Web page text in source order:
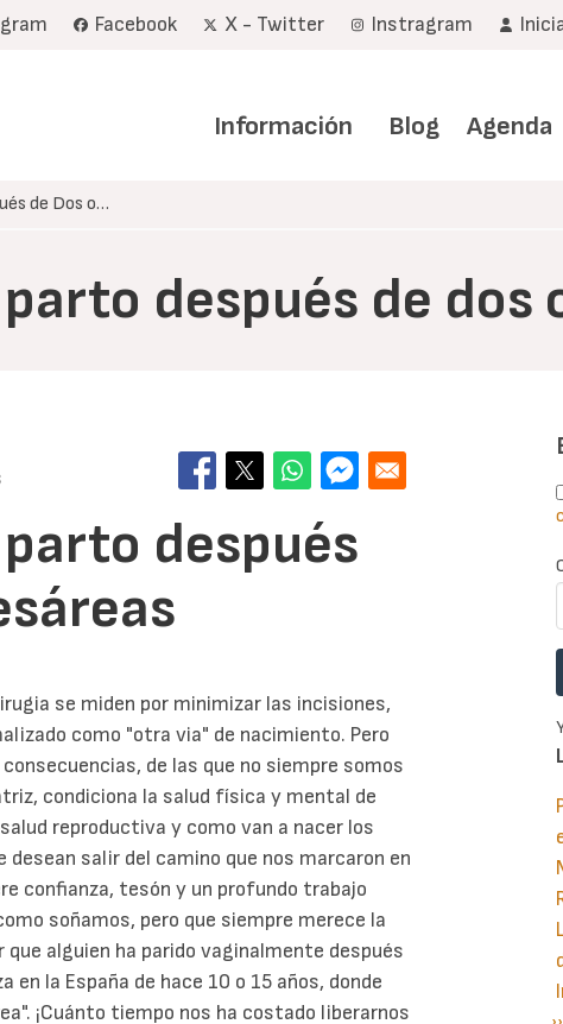
Facebook X - Twitter Instragram
Información Blog Agenda
de Dos o…
después de dos
después
se miden por minimizar las incisiones,
como "otra via" de nacimiento. Pero
de las que no siempre somos
condiciona la salud física y mental de
reproductiva y como van a nacer los
desean salir del camino que nos marcaron en
confianza, tesón y un profundo trabajo
soñamos, pero que siempre merece la
alguien ha parido vaginalmente después
en la España de hace 10 o 15 años, donde
¡Cuánto tiempo nos ha costado liberarnos